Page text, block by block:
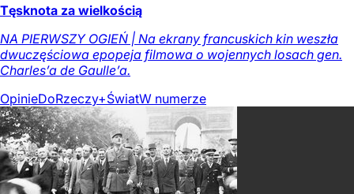
Tęsknota za wielkością
NA PIERWSZY OGIEŃ | Na ekrany francuskich kin weszła
dwuczęściowa epopeja filmowa o wojennych losach gen.
Charles’a de Gaulle’a.
OpinieDoRzeczy+ŚwiatW numerze